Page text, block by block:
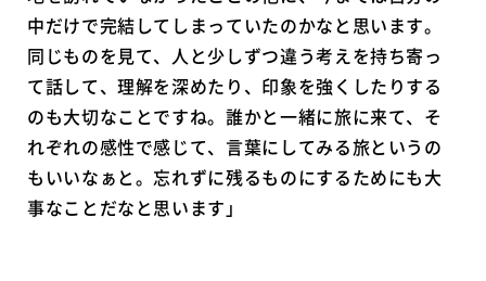
中だけで完結してしまっていたのかなと思います。
同じものを見て、人と少しずつ違う考えを持ち寄っ
て話して、理解を深めたり、印象を強くしたりする
のも大切なことですね。誰かと一緒に旅に来て、そ
れぞれの感性で感じて、言葉にしてみる旅というの
もいいなぁと。忘れずに残るものにするためにも大
事なことだなと思います」